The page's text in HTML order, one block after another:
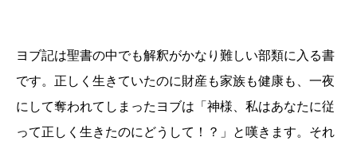
ヨブ記は聖書の中でも解釈がかなり難しい部類に入る書
です。正しく生きていたのに財産も家族も健康も、一夜
にして奪われてしまったヨブは「神様、私はあなたに従
って正しく生きたのにどうして！？」と嘆きます。それ